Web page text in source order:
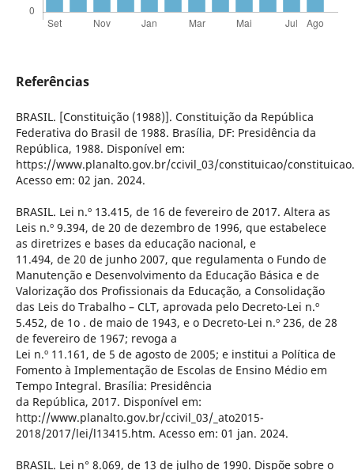
Referências
BRASIL. [Constituição (1988)]. Constituição da República
Federativa do Brasil de 1988. Brasília, DF: Presidência da
República, 1988. Disponível em:
https://www.planalto.gov.br/ccivil_03/constituicao/
Acesso em: 02 jan. 2024.
BRASIL. Lei n.º 13.415, de 16 de fevereiro de 2017. Altera as
Leis n.º 9.394, de 20 de dezembro de 1996, que estabelece
as diretrizes e bases da educação nacional, e
11.494, de 20 de junho 2007, que regulamenta o Fundo de
Manutenção e Desenvolvimento da Educação Básica e de
Valorização dos Profissionais da Educação, a Consolidação
das Leis do Trabalho – CLT, aprovada pelo Decreto-Lei n.º
5.452, de 1o . de maio de 1943, e o Decreto-Lei n.º 236, de 28
de fevereiro de 1967; revoga a
Lei n.º 11.161, de 5 de agosto de 2005; e institui a Política de
Fomento à Implementação de Escolas de Ensino Médio em
Tempo Integral. Brasília: Presidência
da República, 2017. Disponível em:
http://www.planalto.gov.br/ccivil_03/_ato2015-
2018/2017/lei/l13415.htm. Acesso em: 01 jan. 2024.
BRASIL. Lei n° 8.069, de 13 de julho de 1990. Dispõe sobre o